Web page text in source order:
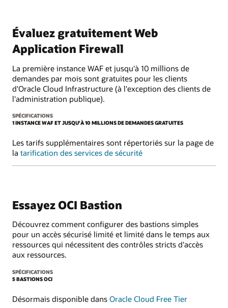
Évaluez gratuitement Web
Application Firewall
La première instance WAF et jusqu'à 10 millions de
demandes par mois sont gratuites pour les clients
d'Oracle Cloud Infrastructure (à l'exception des clients de
l'administration publique).
SPÉCIFICATIONS
1 INSTANCE WAF ET JUSQU'À 10 MILLIONS DE DEMANDES GRATUITES
Les tarifs supplémentaires sont répertoriés sur la page de
la tarification des services de sécurité
Essayez OCI Bastion
Découvrez comment configurer des bastions simples
pour un accès sécurisé limité et limité dans le temps aux
ressources qui nécessitent des contrôles stricts d'accès
aux ressources.
SPÉCIFICATIONS
5 BASTIONS OCI
Désormais disponible dans Oracle Cloud Free Tier